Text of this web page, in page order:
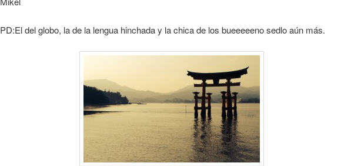
PD:El del globo, la de la lengua hinchada y la chica de los bueeeeeno sedlo aún más.